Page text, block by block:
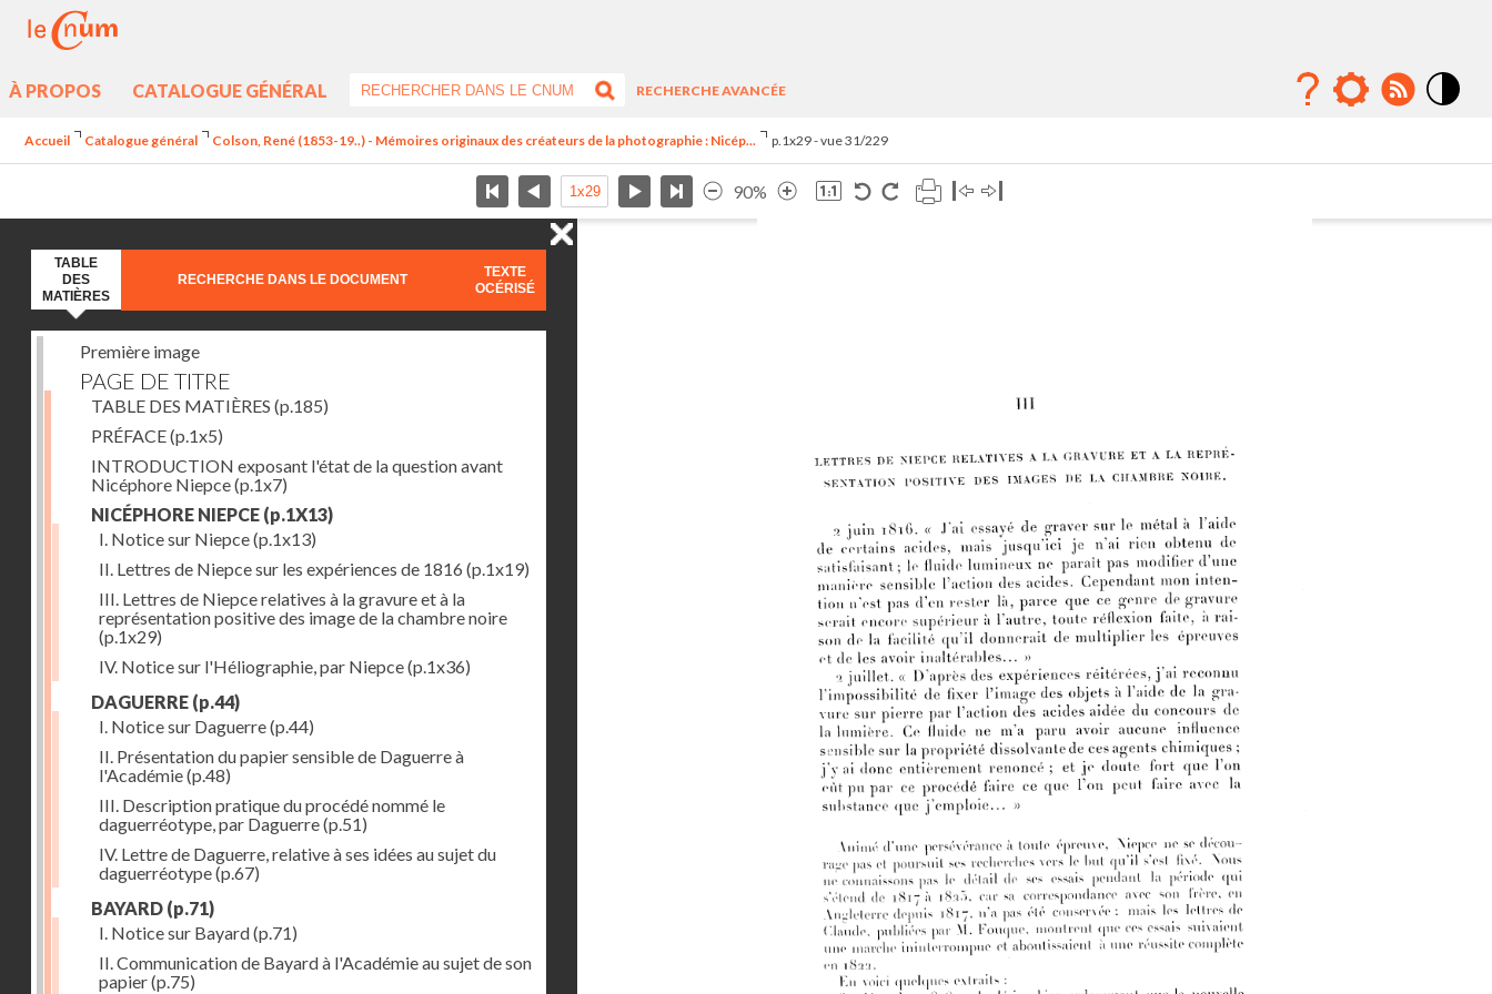
À PROPOS CATALOGUE GÉNÉRAL
RECHERCHE AVANCÉE
Accueil Catalogue général Colson, René (1853-19..) - Mémoires originaux des créateurs de la photographie : Nicép... p.1x29 - vue 31/229
90%
TABLE
DES
MATIÈRES
RECHERCHE DANS LE DOCUMENT
TEXTE
OCÉRISÉ
Première image
PAGE DE TITRE
TABLE DES MATIÈRES (p.185)
PRÉFACE(p.1x5)
INTRODUCTION exposant l'état de la question avant
Nicéphore Niepce(p.1x7)
NICÉPHORE NIEPCE (p.1X13)
I. Notice sur Niepce(p.1x13)
II. Lettres de Niepce sur les expériences de 1816 (p.1x19)
III. Lettres de Niepce relatives à la gravure et à la
représentation positive des image de la chambre noire
(p.1x29)
IV. Notice sur l'Héliographie, par Niepce(p.1x36)
DAGUERRE (p.44)
I. Notice sur Daguerre(p.44)
II. Présentation du papier sensible de Daguerre à
l'Académie(p.48)
III. Description pratique du procédé nommé le
daguerréotype, par Daguerre(p.51)
IV. Lettre de Daguerre, relative à ses idées au sujet du
daguerréotype(p.67)
BAYARD (p.71)
I. Notice sur Bayard(p.71)
II. Communication de Bayard à l'Académie au sujet de son
papier(p.75)